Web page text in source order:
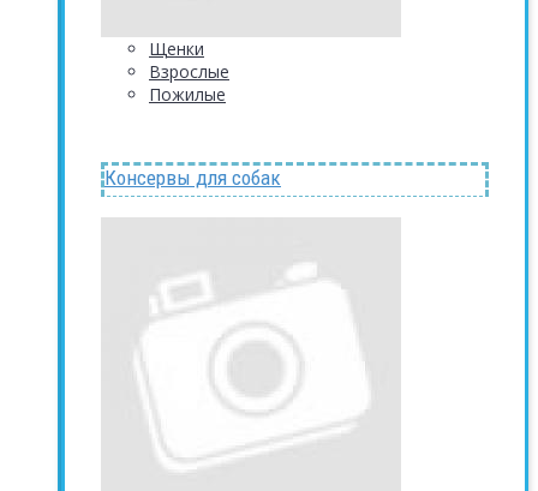
Щенки
Взрослые
Пожилые
Консервы для собак